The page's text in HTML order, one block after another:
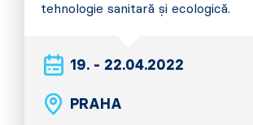
tehnologie sanitară și ecologică.
19. - 22.04.2022
PRAHA